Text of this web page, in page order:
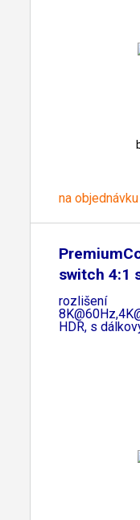
na objednávku
switch 4:1
rozlišení
HDR, s